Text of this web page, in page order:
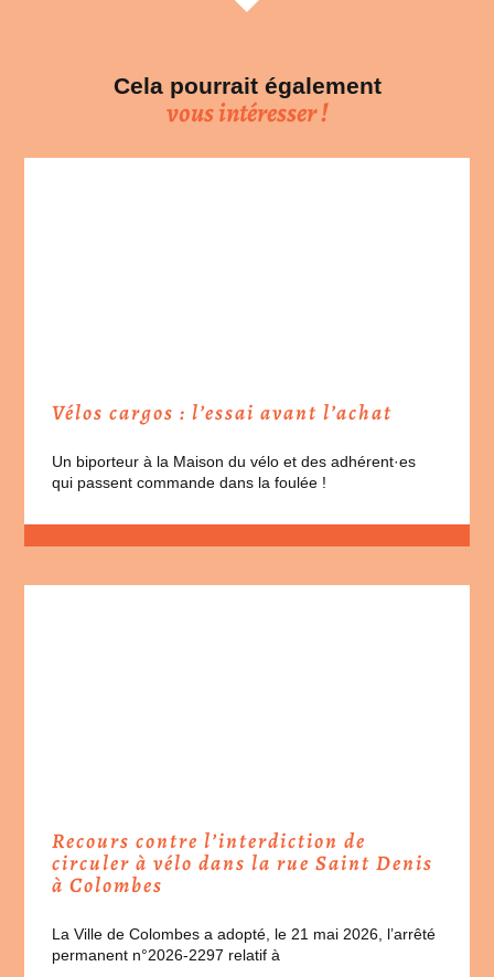
Cela pourrait également
vous intéresser !
Vélos cargos : l’essai avant l’achat
Un biporteur à la Maison du vélo et des adhérent·es
qui passent commande dans la foulée !
Recours contre l’interdiction de
circuler à vélo dans la rue Saint Denis
à Colombes
La Ville de Colombes a adopté, le 21 mai 2026, l’arrêté
permanent n°2026-2297 relatif à